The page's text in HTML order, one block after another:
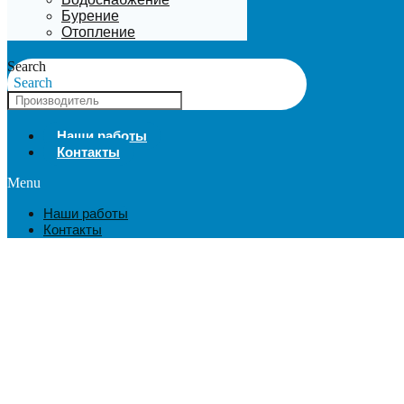
Бурение
Отопление
Search
Search
Наши работы
Контакты
Menu
Наши работы
Контакты